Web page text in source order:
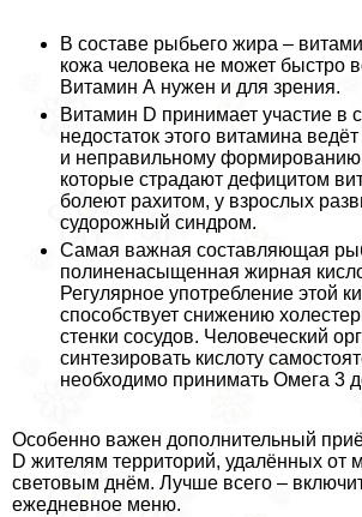
В составе рыбьего жира –
кожа человека не может быстро
Витамин А нужен и для зрения.
Витамин D принимает участие в
недостаток этого витамина ведёт
и неправильному формированию
которые страдают дефицитом
болеют рахитом, у взрослых
судорожный синдром.
Самая важная составляющая
полиненасыщенная жирная
Регулярное употрeбление этой
способствует снижению
стенки сосудов. Человеческий
синтезировать кислоту
необходимо принимать Омега 3
Особенно важен дополнительный
D жителям территорий, удалённых от
световым днём. Лучше всего –
ежедневное меню.